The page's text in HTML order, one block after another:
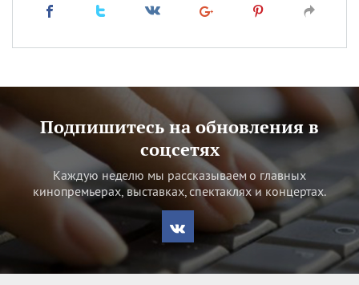
Подпишитесь на обновления в
соцсетях
Каждую неделю мы рассказываем о главных
кинопремьерах, выставках, спектаклях и концертах.